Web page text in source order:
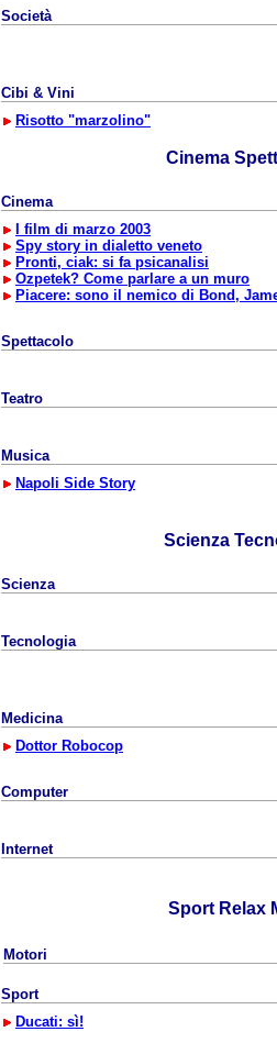
Società
Cibi & Vini
Risotto "marzolino"
Cinema
Cinema
I film di marzo 2003
Spy story in dialetto veneto
Pronti, ciak: si fa psicanalisi
Ozpetek? Come parlare a un muro
Piacere: sono il nemico di Bond,
Spettacolo
Teatro
Musica
Napoli Side Story
Scienza
Scienza
Tecnologia
Medicina
Dottor Robocop
Computer
Internet
Sport Relax
Motori
Sport
Ducati: sì!